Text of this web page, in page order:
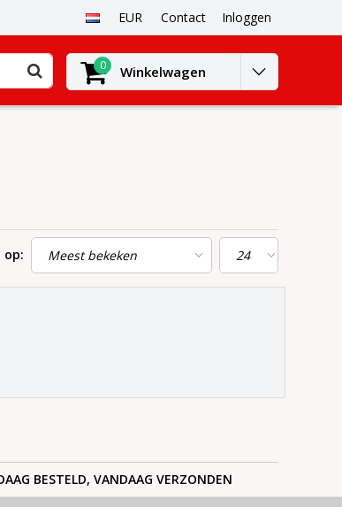
EUR Contact Inloggen
0 Winkelwagen
op:
BESTELD, VANDAAG VERZONDEN